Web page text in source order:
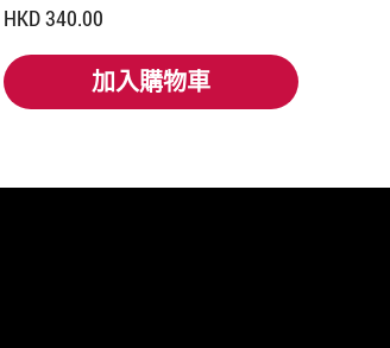
HKD 340.00
加入購物車
加入購物車